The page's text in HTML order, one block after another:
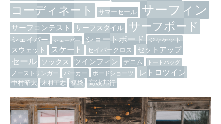
コーディネート サマーセール サーフィン
サーフコンテスト サーフスタイル サーフボード
シェイパー シェーパー ショートボード ジャケット
スウェット スケート セイバークロス セットアップ
セール ソックス ツインフィン デニム トートバッグ
ノーストリンガー パーカー ボードショーツ レトロツイン
中村昭太 木村正志 福袋 高波邦行